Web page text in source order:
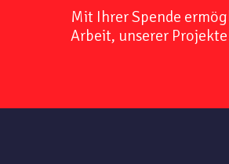
Mit Ihrer Spende
Arbeit, unserer